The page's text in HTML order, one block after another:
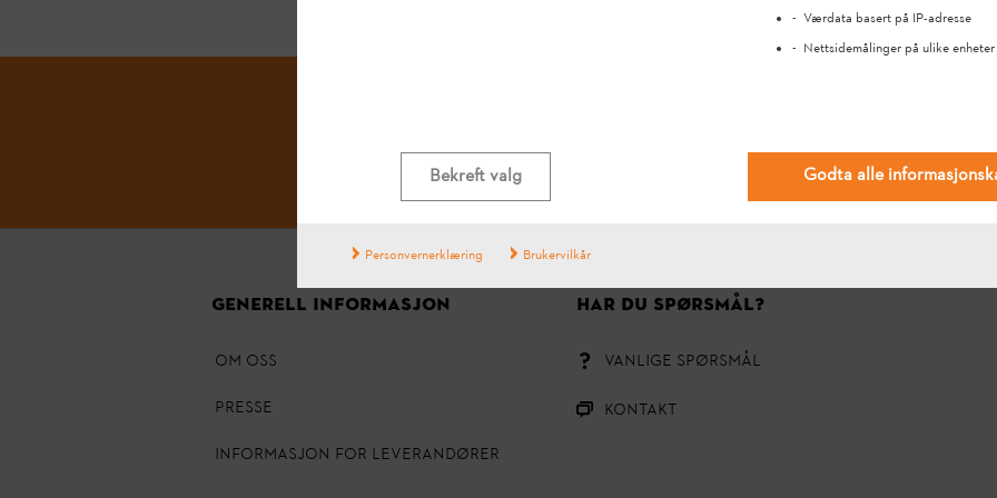
GENERELL INFORMASJON
OM OSS
Presse
INFORMASJON FOR LEVERANDØRER
HAR DU SPØRSMÅL?
VANLIGE SPØRSMÅL
Kontakt
Værdata basert på IP-adresse
Nettsidemålinger på ulike enheter
Bekreft valg Godta alle
Personvernerklæring Brukervilkår